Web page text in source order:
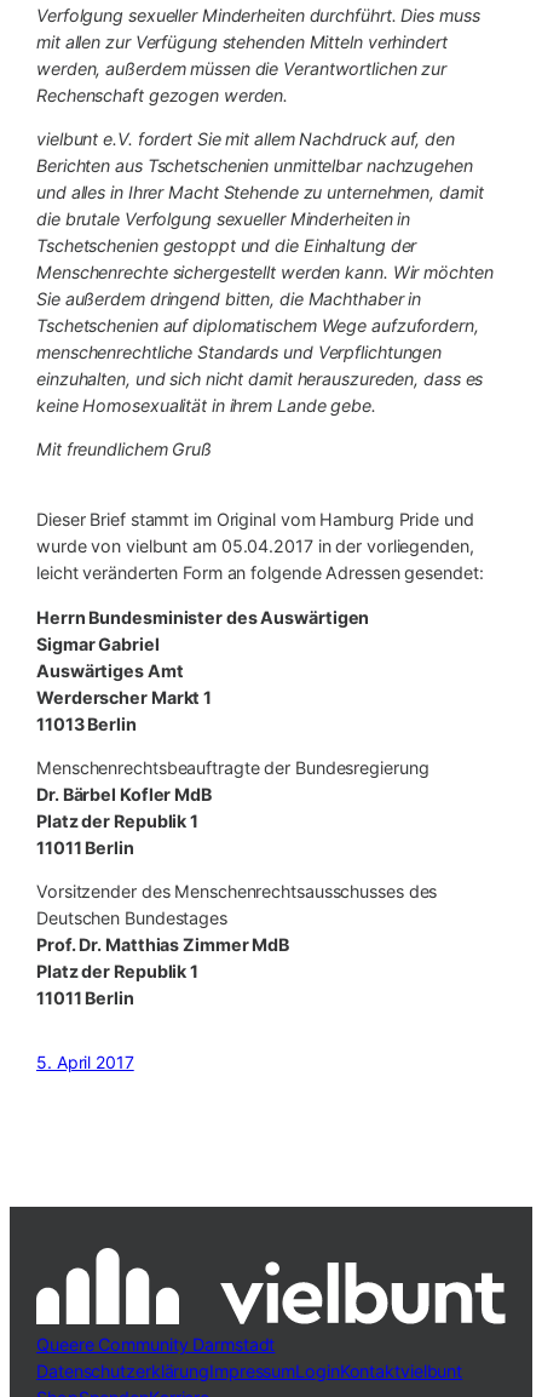
Verfolgung sexueller Minderheiten durchführt. Dies muss
mit allen zur Verfügung stehenden Mitteln verhindert
werden, außerdem müssen die Verantwortlichen zur
Rechenschaft gezogen werden.
vielbunt e.V. fordert Sie mit allem Nachdruck auf, den
Berichten aus Tschetschenien unmittelbar nachzugehen
und alles in Ihrer Macht Stehende zu unternehmen, damit
die brutale Verfolgung sexueller Minderheiten in
Tschetschenien gestoppt und die Einhaltung der
Menschenrechte sichergestellt werden kann. Wir möchten
Sie außerdem dringend bitten, die Machthaber in
Tschetschenien auf diplomatischem Wege aufzufordern,
menschenrechtliche Standards und Verpflichtungen
einzuhalten, und sich nicht damit herauszureden, dass es
keine Homosexualität in ihrem Lande gebe.
Mit freundlichem Gruß
Dieser Brief stammt im Original vom Hamburg Pride und
wurde von vielbunt am 05.04.2017 in der vorliegenden,
leicht veränderten Form an folgende Adressen gesendet:
Herrn Bundesminister des Auswärtigen
Sigmar Gabriel
Auswärtiges Amt
Werderscher Markt 1
11013 Berlin
Menschenrechtsbeauftragte der Bundesregierung
Dr. Bärbel Kofler MdB
Platz der Republik 1
11011 Berlin
Vorsitzender des Menschenrechtsausschusses des
Deutschen Bundestages
Prof. Dr. Matthias Zimmer MdB
Platz der Republik 1
11011 Berlin
5. April 2017
Queere Community Darmstadt
DatenschutzerklärungImpressumLoginKontaktvielbunt